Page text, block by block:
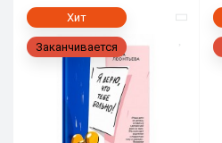
Хит
Заканчивается